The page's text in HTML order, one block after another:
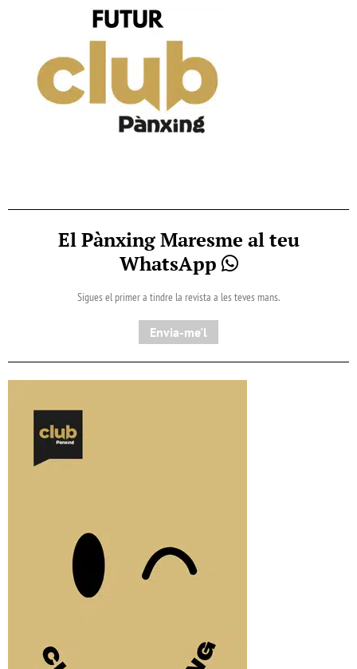
El Pànxing Maresme al teu
WhatsApp
Sigues el primer a tindre la revista a les teves mans.
Envia-me'l